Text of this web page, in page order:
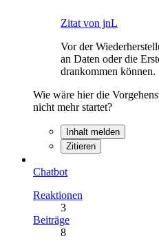
Zitat von jnL
Vor der
an Daten oder die
drankommen können.
Wie wäre hier die
nicht mehr startet?
Inhalt melden
Zitieren
Chatbot
Reaktionen
3
Beiträge
8